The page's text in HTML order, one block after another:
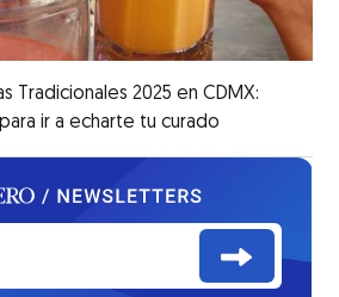
Tradicionales 2025 en CDMX:
ir a echarte tu curado